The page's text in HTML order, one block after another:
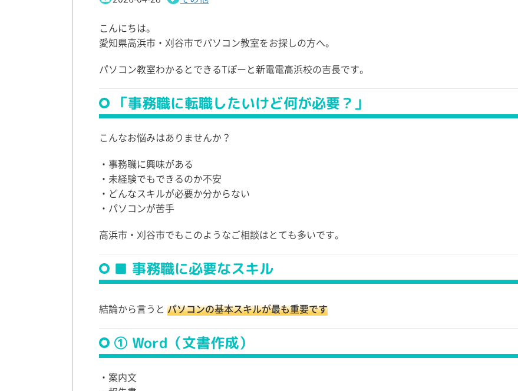
こんにちは。
愛知県高浜市・刈谷市でパソコン教室をお探しの方へ。
パソコン教室わかるとできるTぽーと新電電高浜校の吉長です。
「事務職に転職したいけど何が必要？」
こんなお悩みはありませんか？
・事務職に興味がある
・未経験でもできるのか不安
・どんなスキルが必要か分からない
・パソコンが苦手
高浜市・刈谷市でもこのようなご相談はとても多いです。
■ 事務職に必要なスキル
結論から言うと パソコンの基本スキルが最も重要です
① Word（文書作成）
・案内文